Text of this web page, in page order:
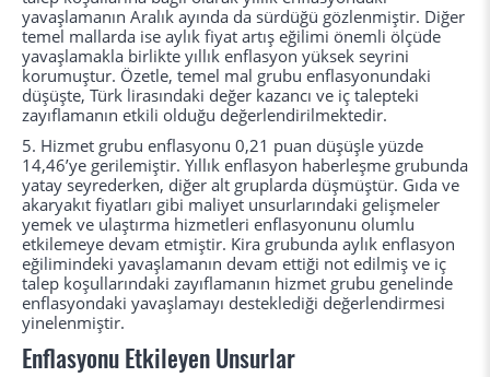
yavaşlamanın Aralık ayında da sürdüğü gözlenmiştir. Diğer
temel mallarda ise aylık fiyat artış eğilimi önemli ölçüde
yavaşlamakla birlikte yıllık enflasyon yüksek seyrini
korumuştur. Özetle, temel mal grubu enflasyonundaki
düşüşte, Türk lirasındaki değer kazancı ve iç talepteki
zayıflamanın etkili olduğu değerlendirilmektedir.
5. Hizmet grubu enflasyonu 0,21 puan düşüşle yüzde
14,46’ye gerilemiştir. Yıllık enflasyon haberleşme grubunda
yatay seyrederken, diğer alt gruplarda düşmüştür. Gıda ve
akaryakıt fiyatları gibi maliyet unsurlarındaki gelişmeler
yemek ve ulaştırma hizmetleri enflasyonunu olumlu
etkilemeye devam etmiştir. Kira grubunda aylık enflasyon
eğilimindeki yavaşlamanın devam ettiği not edilmiş ve iç
talep koşullarındaki zayıflamanın hizmet grubu genelinde
enflasyondaki yavaşlamayı desteklediği değerlendirmesi
yinelenmiştir.
Enflasyonu Etkileyen Unsurlar